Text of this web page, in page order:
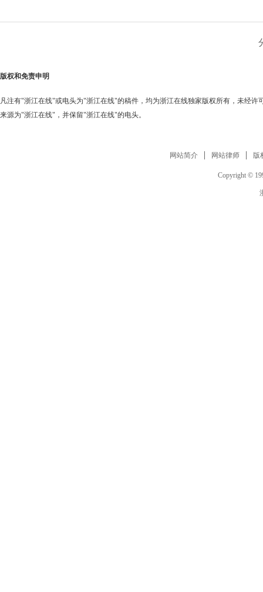
版权和免责申明
凡注有"浙江在线"或电头为"浙江在线"的稿件，均为浙江在线独家版权所有，未经许
来源为"浙江在线"，并保留"浙江在线"的电头。
网站简介 网站律师 版
Copyright ©